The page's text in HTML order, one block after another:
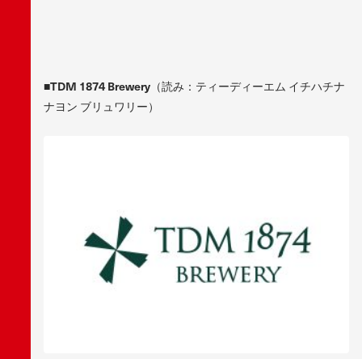
■TDM 1874 Brewery （読み：ティーディーエム イチハチナ
ナヨン ブリュワリー）